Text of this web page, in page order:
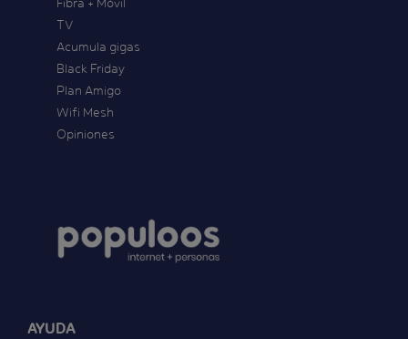
Fibra + Móvil
TV
Acumula gigas
Black Friday
Plan Amigo
Wifi Mesh
Opiniones
AYUDA